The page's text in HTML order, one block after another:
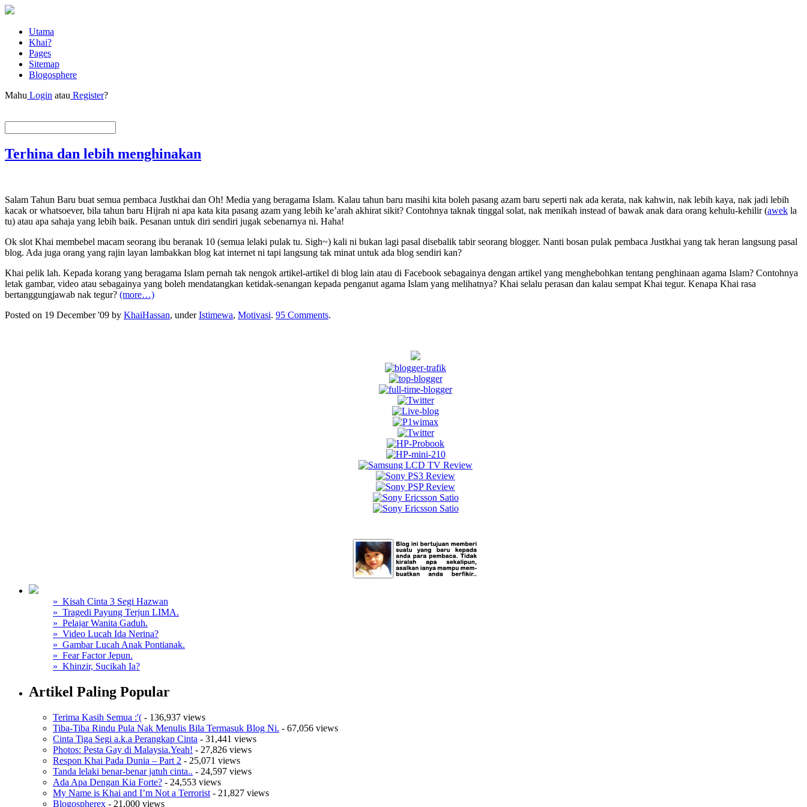
Utama
Khai?
Pages
Sitemap
Blogosphere
Mahu Login atau Register?
Terhina dan lebih menghinakan
Salam Tahun Baru buat semua pembaca Justkhai dan Oh! Media yang beragama Islam. Kalau tahun baru masihi kita boleh pasang azam baru seperti nak ada kerata, nak kahwin, nak lebih kaya, nak jadi lebih
kacak or whatsoever, bila tahun baru Hijrah ni apa kata kita pasang azam yang lebih ke’arah akhirat sikit? Contohnya taknak tinggal solat, nak menikah instead of bawak anak dara orang kehulu-kehilir (awek la
tu) atau apa sahaja yang lebih baik. Pesanan untuk diri sendiri jugak sebenarnya ni. Haha!
Ok slot Khai membebel macam seorang ibu beranak 10 (semua lelaki pulak tu. Sigh~) kali ni bukan lagi pasal disebalik tabir seorang blogger. Nanti bosan pulak pembaca Justkhai yang tak heran langsung pasal
blog. Ada juga orang yang rajin layan lambakkan blog kat internet ni tapi langsung tak minat untuk ada blog sendiri kan?
Khai pelik lah. Kepada korang yang beragama Islam pernah tak nengok artikel-artikel di blog lain atau di Facebook sebagainya dengan artikel yang menghebohkan tentang penghinaan agama Islam? Contohnya
letak gambar, video atau sebagainya yang boleh mendatangkan ketidak-senangan kepada penganut agama Islam yang melihatnya? Khai selalu perasan dan kalau sempat Khai tegur. Kenapa Khai rasa
bertanggungjawab nak tegur? (more…)
Posted on 19 December '09 by KhaiHassan, underIstimewa, Motivasi. 95 Comments.
» Kisah Cinta 3 Segi Hazwan
» Tragedi Payung Terjun LIMA.
» Pelajar Wanita Gaduh.
» Video Lucah Ida Nerina?
» Gambar Lucah Anak Pontianak.
» Fear Factor Jepun.
» Khinzir, Sucikah Ia?
Artikel Paling Popular
Terima Kasih Semua :'( - 136,937 views
Tiba-Tiba Rindu Pula Nak Menulis Bila Termasuk Blog Ni. - 67,056 views
Cinta Tiga Segi a.k.a Perangkap Cinta - 31,441 views
Photos: Pesta Gay di Malaysia.Yeah! - 27,826 views
Respon Khai Pada Dunia – Part 2 - 25,071 views
Tanda lelaki benar-benar jatuh cinta.. - 24,597 views
Ada Apa Dengan Kia Forte? - 24,553 views
My Name is Khai and I’m Not a Terrorist - 21,827 views
Blogospherex - 21,000 views